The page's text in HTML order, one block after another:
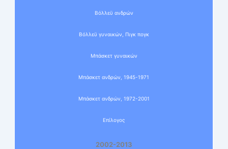
Βόλλεϋ ανδρών
Βόλλεϋ γυναικών, Πιγκ πογκ
Μπάσκετ γυναικών
Μπάσκετ ανδρών, 1945-1971
Μπάσκετ ανδρών, 1972-2001
Επίλογος
2002-2013